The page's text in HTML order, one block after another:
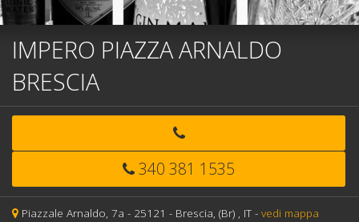
IMPERO PIAZZA ARNALDO
BRESCIA
340 381 1535
Piazzale Arnaldo, 7a - 25121 - Brescia, (Br) , IT - vedi mappa